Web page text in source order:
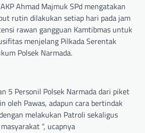
Ahmad Majmuk SPd mengatakan
rutin dilakukan setiap hari pada jam
rawan gangguan Kamtibmas untuk
menjelang Pilkada Serentak
Polsek Narmada.
5 Personil Polsek Narmada dari piket
oleh Pawas, adapun cara bertindak
melakukan Patroli sekaligus
“, ucapnya